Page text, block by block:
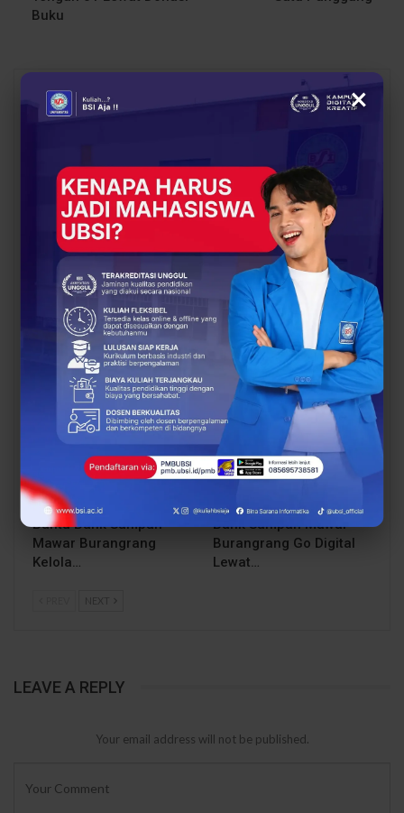
Buku
All
You Might Also Like
UBSI Buka Call for
Papers ICAISD 2026,
Dorong Riset Teknologi
dan Keamanan Siber…
Siap Kuliah Berkualitas?
UBSI Cengkareng Gelar
Open Booth Spesial
dengan Beasiswa…
BERITA
Dari Catatan Manual
Menuju Digital, UBSI
Bantu Bank Sampah
Mawar Burangrang
Kelola…
BERITA
Rupiah, UBSI Bantu
Bank Sampah Mawar
Burangrang Go Digital
Lewat…
NEXT
LEAVE A REPLY
Your email address will not be published.
×